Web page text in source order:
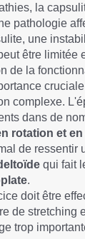
la
pathologie
une
être limitée
de la
complexe.
dans de
rotation et
de ressentir
qui fait
.
doit être
de stretching
trop